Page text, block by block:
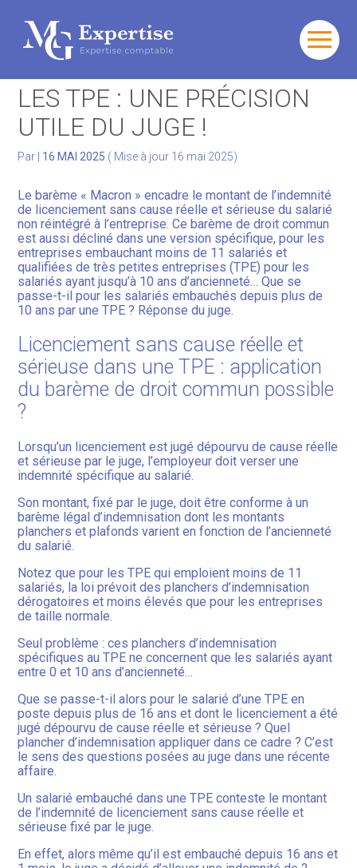
Aller
Gérer votre quotidien
Gérer votre patrimoine
Facturation Électronique
BARÈME MACRON POUR
LES TPE : UNE PRÉCISION
UTILE DU JUGE !
Par 16 MAI 2025 ( Mise à jour 16 mai 2025)
Le barème « Macron » encadre le montant de l’indemnité
de licenciement sans cause réelle et sérieuse du salarié
non réintégré à l’entreprise. Ce barème de droit commun
est aussi décliné dans une version spécifique, pour les
entreprises embauchant moins de 11 salariés et
qualifiées de très petites entreprises (TPE) pour les
salariés ayant jusqu’à 10 ans d’ancienneté… Que se
passe-t-il pour les salariés embauchés depuis plus de
10 ans par une TPE ? Réponse du juge.
Licenciement sans cause réelle et
sérieuse dans une TPE : application
du barème de droit commun possible
?
Lorsqu’un licenciement est jugé dépourvu de cause réelle
et sérieuse par le juge, l’employeur doit verser une
indemnité spécifique au salarié.
Son montant, fixé par le juge, doit être conforme à un
barème légal d’indemnisation dont les montants
planchers et plafonds varient en fonction de l’ancienneté
du salarié.
Notez que pour les TPE qui emploient moins de 11
salariés, la loi prévoit des planchers d’indemnisation
dérogatoires et moins élevés que pour les entreprises
de taille normale.
Seul problème : ces planchers d’indemnisation
spécifiques au TPE ne concernent que les salariés ayant
entre 0 et 10 ans d’ancienneté…
Que se passe-t-il alors pour le salarié d’une TPE en
poste depuis plus de 16 ans et dont le licenciement a été
jugé dépourvu de cause réelle et sérieuse ? Quel
plancher d’indemnisation appliquer dans ce cadre ? C’est
le sens des questions posées au juge dans une récente
affaire.
Un salarié embauché dans une TPE conteste le montant
de l’indemnité de licenciement sans cause réelle et
sérieuse fixé par le juge.
En effet, alors même qu’il est embauché depuis 16 ans et